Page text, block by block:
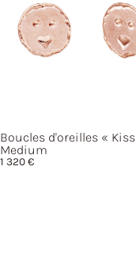
Boucles d'oreilles « Kiss
Medium
1 320€